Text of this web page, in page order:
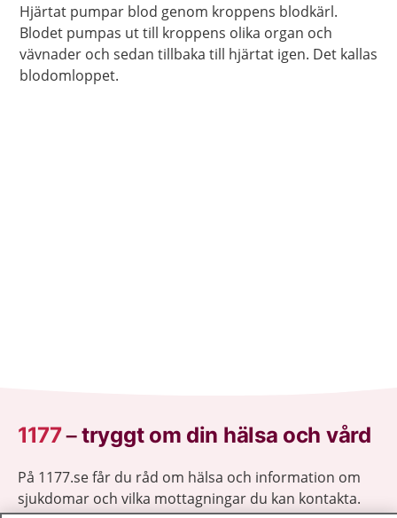
Hjärtat pumpar blod genom kroppens blodkärl.
Blodet pumpas ut till kroppens olika organ och
vävnader och sedan tillbaka till hjärtat igen. Det kallas
blodomloppet.
1177–tryggt om din hälsa och vård
På 1177.se får du råd om hälsa och information om
sjukdomar och vilka mottagningar du kan kontakta.